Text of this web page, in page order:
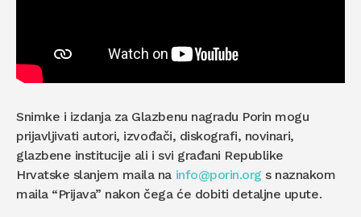
Snimke i izdanja za Glazbenu nagradu Porin mogu
prijavljivati autori, izvođači, diskografi, novinari,
glazbene institucije ali i svi građani Republike
Hrvatske slanjem maila na info@porin.org s naznakom
maila “Prijava” nakon čega će dobiti detaljne upute.